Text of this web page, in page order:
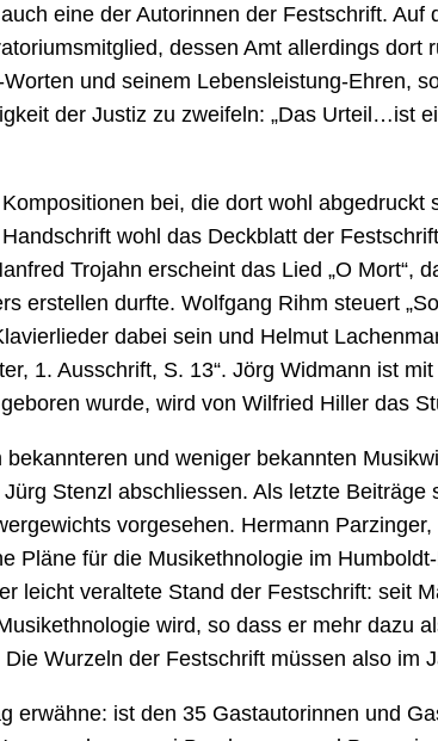
eine der Autorinnen der Festschrift.
dessen Amt allerdings dort
und seinem Lebensleistung-Ehren,
der Justiz zu zweifeln: „Das Urteil…ist
bei, die dort wohl abgedruckt
wohl das Deckblatt der
Trojahn erscheint das Lied „O Mort“,
erstellen durfte. Wolfgang Rihm steuert
dabei sein und Helmut
1. Ausschrift, S. 13“. Jörg Widmann ist
wurde, wird von Wilfried Hiller das
und weniger bekannten
Stenzl abschliessen. Als letzte
vorgesehen. Hermann
Pläne für die Musikethnologie im
leicht veraltete Stand der Festschrift: seit
wird, so dass er mehr dazu
Wurzeln der Festschrift müssen also im
erwähne: ist den 35 Gastautorinnen und